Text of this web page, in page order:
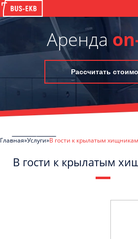
Аренда
Рассчитать
Главная Услуги В гости к крылатым
В гости к крылатым